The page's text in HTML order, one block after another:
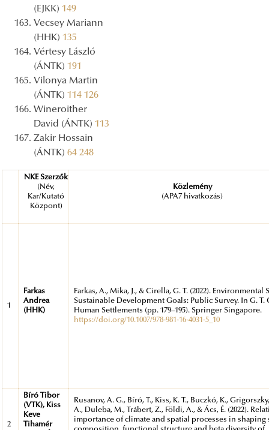
(EJKK) 149
Vecsey Mariann
(HHK) 135
Vértesy László
(ÁNTK) 191
Vilonya Martin
(ÁNTK) 114 126
Wineroither
David (ÁNTK) 113
Zakir Hossain
(ÁNTK) 64 248
NKE Szerzők
(Név,
Kar/Kutató
Központ)
Közlemény
(APA7 hivatkozás)
1
Farkas
Andrea
(HHK)
Farkas, A., Mika, J., & Cirella, G. T. (2022). Environmental
Sustainable Development Goals: Public Survey. In G. T.
Human Settlements (pp. 179–195). Springer Singapore.
https://doi.org/10.1007/978-981-16-4031-5_10
2
Bíró Tibor
(VTK), Kiss
Keve
Tihamér
Rusanov, A. G., Bíró, T., Kiss, K. T., Buczkó, K.,
A., Duleba, M., Trábert, Z., Földi, A., & Ács, É. (2022).
importance of climate and spatial processes in shaping